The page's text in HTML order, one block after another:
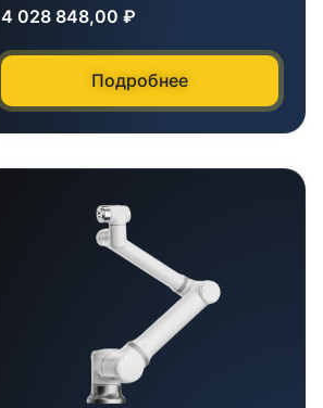
4 028 848,00 ₽
Подробнее